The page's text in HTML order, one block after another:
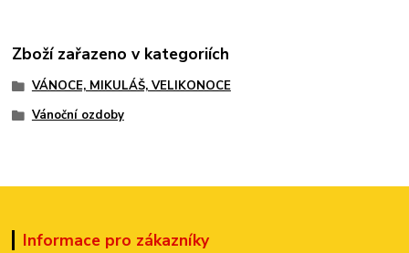
Zboží zařazeno v kategoriích
VÁNOCE, MIKULÁŠ, VELIKONOCE
Vánoční ozdoby
Informace pro zákazníky